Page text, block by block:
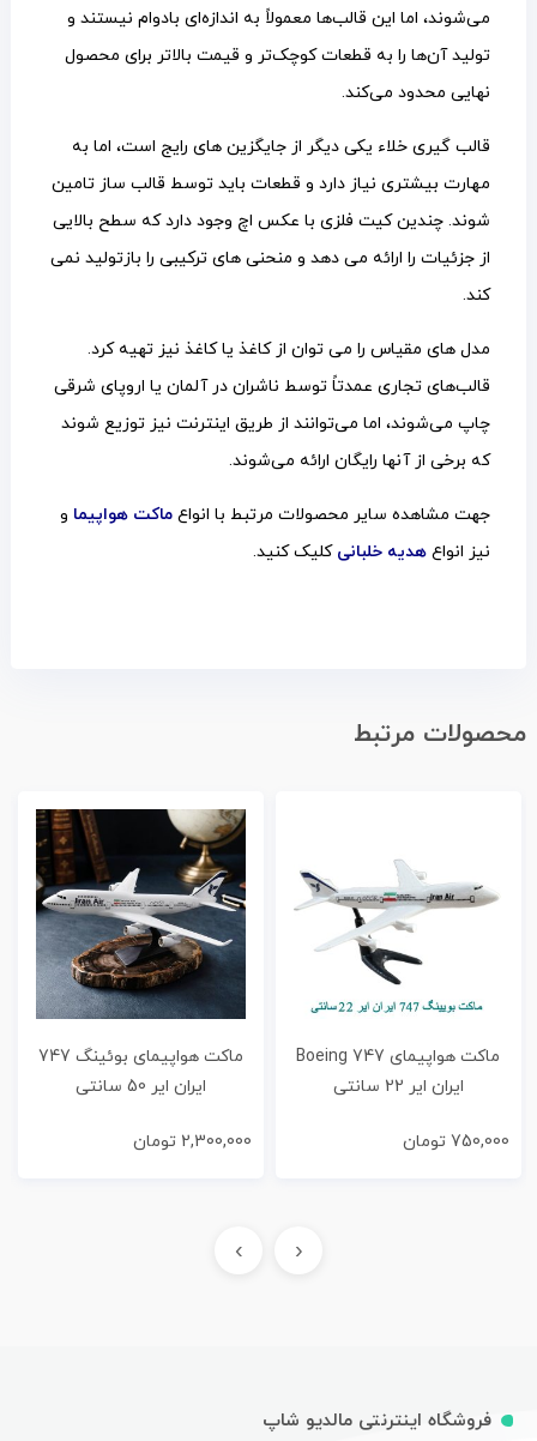
می‌شوند، اما این قالب‌ها معمولاً به اندازه‌ای بادوام نیستند و
تولید آن‌ها را به قطعات کوچک‌تر و قیمت بالاتر برای محصول
نهایی محدود می‌کند.
قالب گیری خلاء یکی دیگر از جایگزین های رایج است، اما به
مهارت بیشتری نیاز دارد و قطعات باید توسط قالب ساز تامین
شوند. چندین کیت فلزی با عکس اچ وجود دارد که سطح بالایی
از جزئیات را ارائه می دهد و منحنی های ترکیبی را بازتولید نمی
کند.
مدل های مقیاس را می توان از کاغذ یا کاغذ نیز تهیه کرد.
قالب‌های تجاری عمدتاً توسط ناشران در آلمان یا اروپای شرقی
چاپ می‌شوند، اما می‌توانند از طریق اینترنت نیز توزیع شوند
که برخی از آنها رایگان ارائه می‌شوند.
جهت مشاهده سایر محصولات مرتبط با انواع ماکت هواپیما و
نیز انواع هدیه خلبانی کلیک کنید.
محصولات مرتبط
ماکت هواپیمای Boeing 747
ایران ایر 22 سانتی
750,000 تومان
ماکت هواپیمای بوئینگ 747
ایران ایر 50 سانتی
2,300,000 تومان
‹
›
فروشگاه اینترنتی مالدیو شاپ